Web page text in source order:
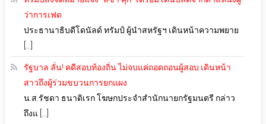
ว่าการเฟด
ประธานาธิบดีโดนัลด์ ทรัมป์ ผู้นำสหรัฐฯ เดินหน้าความพยาย
รัฐบาล ลั่น! คดีสอบท้องถิ่น ไม่จบแค่ถอดถอนผู้สอบ เดินหน้า
สาวถึงผู้ร่วมขบวนการยกแผง
น.ส.รัชดา ธนาดิเรก โฆษกประจำสำนักนายกรัฐมนตรี กล่าว
ถึงแ […]